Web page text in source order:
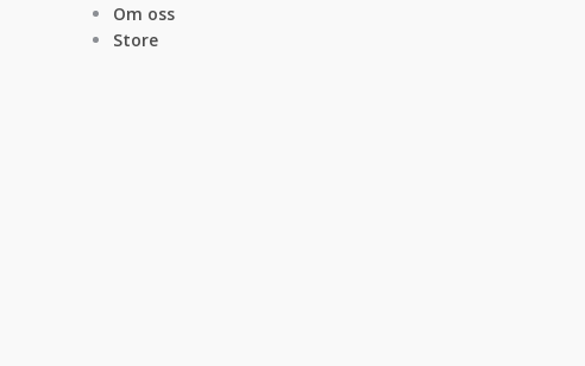
Om oss
Store